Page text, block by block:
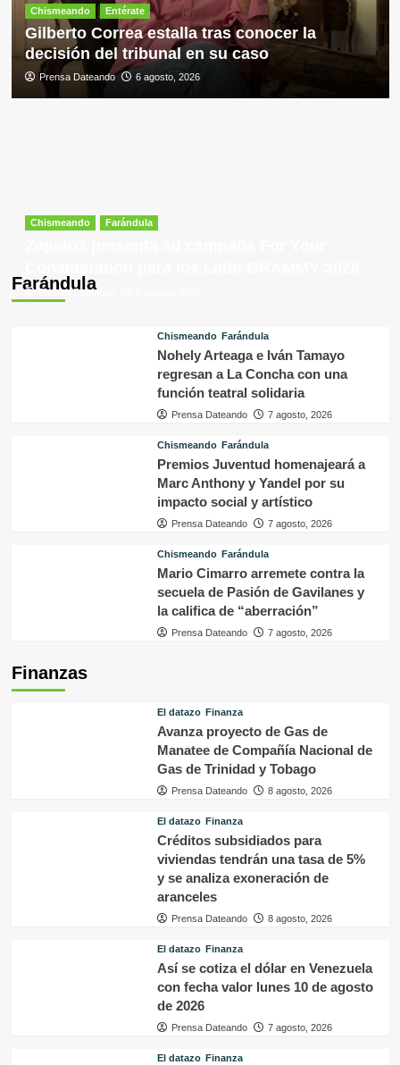
Chismeando Entérate
Gilberto Correa estalla tras conocer la
decisión del tribunal en su caso
Prensa Dateando 6 agosto, 2026
Farándula
Chismeando Farándula
Prensa Dateando
Chismeando Farándula
Nohely Arteaga e Iván Tamayo
regresan a La Concha con una
función teatral solidaria
Prensa Dateando 7 agosto, 2026
Chismeando Farándula
Premios Juventud homenajeará a
Marc Anthony y Yandel por su
impacto social y artístico
Prensa Dateando 7 agosto, 2026
Chismeando Farándula
Mario Cimarro arremete contra la
secuela de Pasión de Gavilanes y
la califica de “aberración”
Prensa Dateando 7 agosto, 2026
Finanzas
El datazo Finanza
Avanza proyecto de Gas de
Manatee de Compañía Nacional de
Gas de Trinidad y Tobago
Prensa Dateando 8 agosto, 2026
El datazo Finanza
Créditos subsidiados para
viviendas tendrán una tasa de 5%
y se analiza exoneración de
aranceles
Prensa Dateando 8 agosto, 2026
El datazo Finanza
Así se cotiza el dólar en Venezuela
con fecha valor lunes 10 de agosto
de 2026
Prensa Dateando 7 agosto, 2026
El datazo Finanza